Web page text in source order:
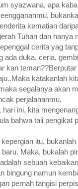
syazwana, apa
kematian
Tuhan dan
cerita yag
ada duka, ceria,
kan
katakanlah
segalanya akan
perjalananmu.
hari ini, kita
bahwa tali pengikat
itu,
Maka, bukalah
sebuah
bingung namun
pernah tangisi